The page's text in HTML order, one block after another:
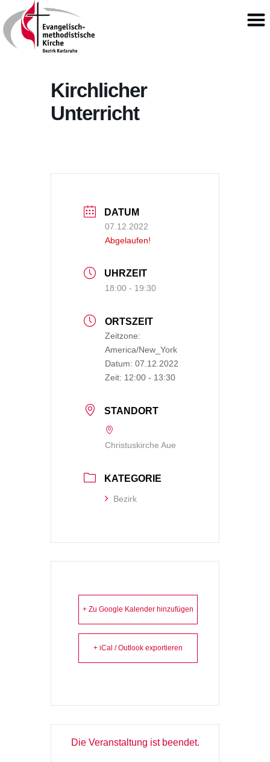
Kirchlicher
Unterricht
DATUM
07.12.2022
Abgelaufen!
UHRZEIT
18:00 - 19:30
ORTSZEIT
Zeitzone:
America/New_York
Datum: 07.12.2022
Zeit: 12:00 - 13:30
STANDORT
Christuskirche Aue
KATEGORIE
Bezirk
+ Zu Google Kalender hinzufügen
+ iCal / Outlook exportieren
Die Veranstaltung ist beendet.